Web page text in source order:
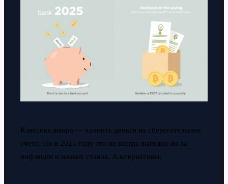
Классика жанра — хранить деньги на сберегательном
счете. Но в 2025 году это не всегда выгодно из-за
инфляции и низких ставок. Альтернативы: